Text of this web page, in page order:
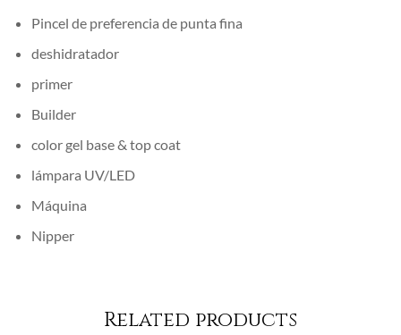
Pincel de preferencia de punta fina
deshidratador
primer
Builder
color gel base & top coat
lámpara UV/LED
Máquina
Nipper
Related products